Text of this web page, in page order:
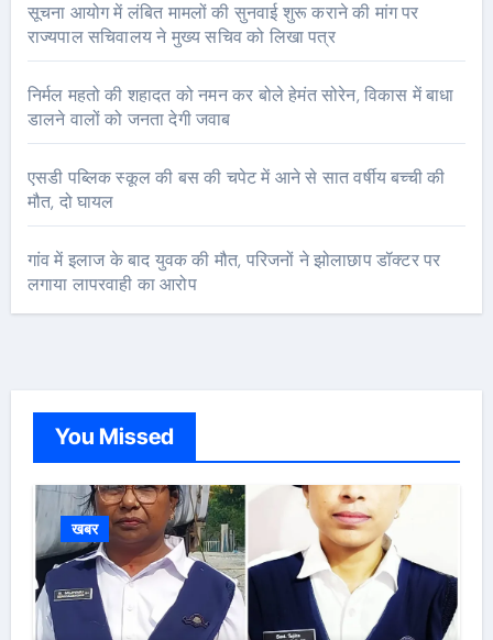
सूचना आयोग में लंबित मामलों की सुनवाई शुरू कराने की मांग पर
राज्यपाल सचिवालय ने मुख्य सचिव को लिखा पत्र
निर्मल महतो की शहादत को नमन कर बोले हेमंत सोरेन, विकास में बाधा
डालने वालों को जनता देगी जवाब
एसडी पब्लिक स्कूल की बस की चपेट में आने से सात वर्षीय बच्ची की
मौत, दो घायल
गांव में इलाज के बाद युवक की मौत, परिजनों ने झोलाछाप डॉक्टर पर
लगाया लापरवाही का आरोप
You Missed
खबर